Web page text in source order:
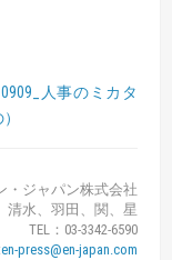
人事のミカタ
・ジャパン株式会社
清水、羽田、関、星
TEL：03-3342-6590
en-press@en-japan.com